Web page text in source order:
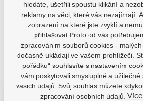
+420 733 132 833
Už máte naši aplikaci?
hledáte, ušetřili spoustu klikání a
reklamy na věci, které vás nezajímají.
zobrazení na které jste zvyklí a
přihlašovat.Proto od vás
zpracováním souborů cookies -
dočasně ukládají ve vašem prohlížeči.
pořádku“ souhlasíte s nastavením
vám poskytovali smysluplné a užitečné
vašich údajů. Svůj souhlas můžete
zpracování osobních údajů.